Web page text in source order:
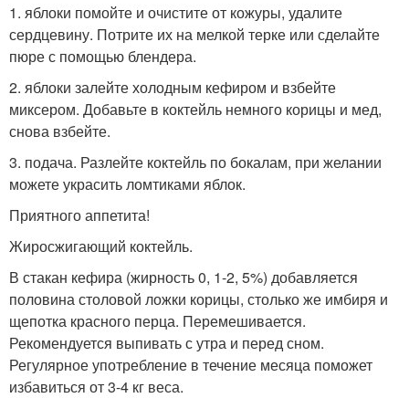
1. яблоки помойте и очистите от кожуры, удалите
сердцевину. Потрите их на мелкой терке или сделайте
пюре с помощью блендера.
2. яблоки залейте холодным кефиром и взбейте
миксером. Добавьте в коктейль немного корицы и мед,
снова взбейте.
3. подача. Разлейте коктейль по бокалам, при желании
можете украсить ломтиками яблок.
Приятного аппетита!
Жиросжигающий коктейль.
В стакан кефира (жирность 0, 1-2, 5%) добавляется
половина столовой ложки корицы, столько же имбиря и
щепотка красного перца. Перемешивается.
Рекомендуется выпивать с утра и перед сном.
Регулярное употребление в течение месяца поможет
избавиться от 3-4 кг веса.